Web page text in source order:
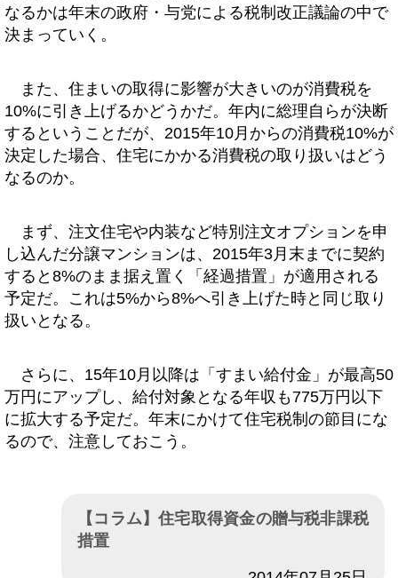
なるかは年末の政府・与党による税制改正議論の中で
決まっていく。
また、住まいの取得に影響が大きいのが消費税を
10%に引き上げるかどうかだ。年内に総理自らが決断
するということだが、2015年10月からの消費税10%が
決定した場合、住宅にかかる消費税の取り扱いはどう
なるのか。
まず、注文住宅や内装など特別注文オプションを申
し込んだ分譲マンションは、2015年3月末までに契約
すると8%のまま据え置く「経過措置」が適用される
予定だ。これは5%から8%へ引き上げた時と同じ取り
扱いとなる。
さらに、15年10月以降は「すまい給付金」が最高50
万円にアップし、給付対象となる年収も775万円以下
に拡大する予定だ。年末にかけて住宅税制の節目にな
るので、注意しておこう。
【コラム】住宅取得資金の贈与税非課税
措置